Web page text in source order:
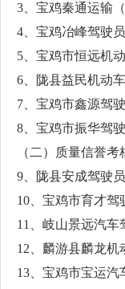
3、宝鸡秦通运输
4、宝鸡冶峰驾驶
5、宝鸡市恒远机
6、陇县益民机动
7、宝鸡市鑫源驾
8、宝鸡市振
（二）质量信誉
9、陇县安成
10、宝鸡市育才驾
11、岐山景远汽车
12、麟游县麟龙机
13、宝鸡市宝运